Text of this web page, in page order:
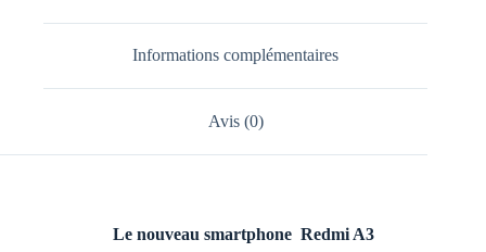
Informations complémentaires
Avis (0)
Le nouveau smartphone Redmi A3